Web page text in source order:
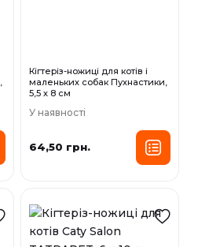
Кігтеріз-ножиці для котів і
маленьких собак Пухнастики,
5,5 х 8 см
У наявності
64,50 грн.